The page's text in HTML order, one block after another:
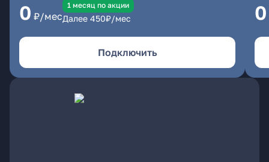
0 ₽/мес
1 месяц по акции
Далее 450₽/мес
Подключить
0